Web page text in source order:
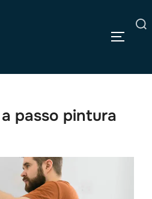
Pesquisar
passo pintura